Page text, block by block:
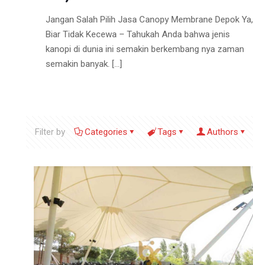
Jangan Salah Pilih Jasa Canopy Membrane Depok Ya,
Biar Tidak Kecewa – Tahukah Anda bahwa jenis
kanopi di dunia ini semakin berkembang nya zaman
semakin banyak. […]
Filter by Categories Tags Authors